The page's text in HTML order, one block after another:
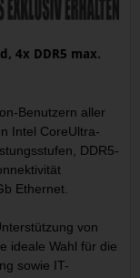
4x DDR5 max.
Benutzern aller
Intel CoreUltra-
DDR5-
Ethernet.
von
ideale Wahl für die
sowie IT-